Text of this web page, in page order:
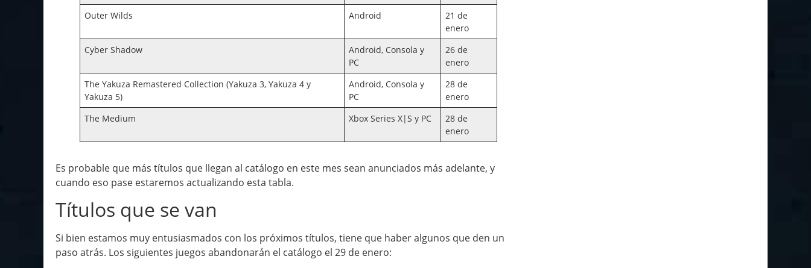
Outer Wilds
Android
21 de
enero
Cyber Shadow
Android, Consola y
PC
26 de
enero
The Yakuza Remastered Collection (Yakuza 3, Yakuza 4 y
Yakuza 5)
Android, Consola y
PC
28 de
enero
The Medium
Xbox Series X|S y PC
28 de
enero
Es probable que más títulos que llegan al catálogo en este mes sean anunciados más adelante, y
cuando eso pase estaremos actualizando esta tabla.
Títulos que se van
Si bien estamos muy entusiasmados con los próximos títulos, tiene que haber algunos que den un
paso atrás. Los siguientes juegos abandonarán el catálogo el 29 de enero: